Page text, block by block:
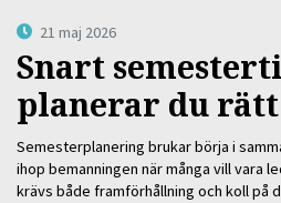
21 maj 2026
Snart
planerar du rätt
Semesterplanering brukar börja i
ihop bemanningen när många vill vara
krävs både framförhållning och koll på